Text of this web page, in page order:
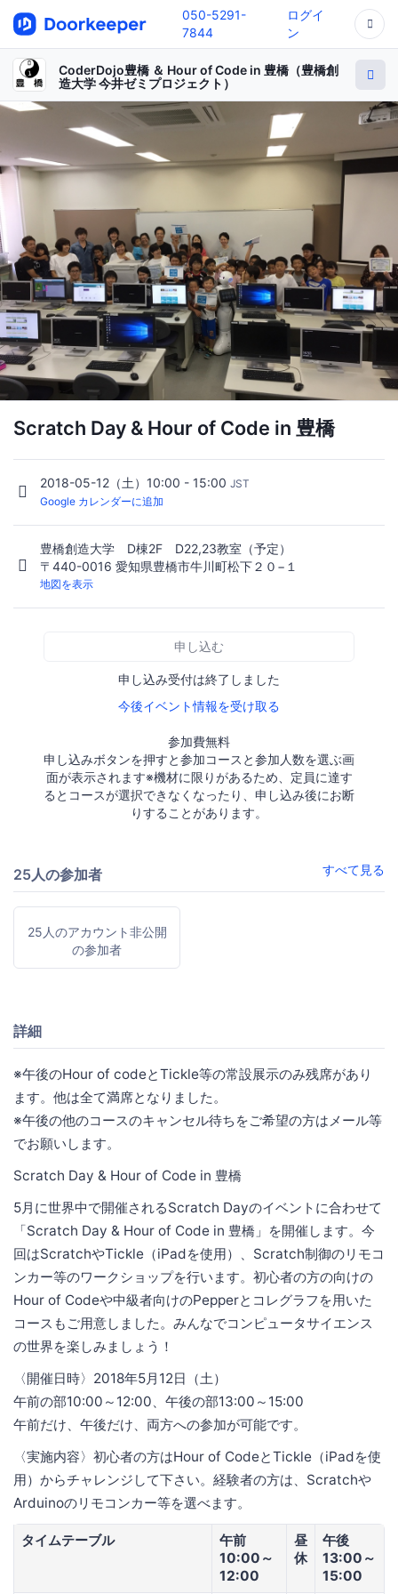
050-5291-
7844
ログイ
ン
CoderDojo豊橋 ＆ Hour of Code in 豊橋（豊橋創
造大学 今井ゼミプロジェクト）
Scratch Day & Hour of Code in 豊橋
2018-05-12（土）10:00 - 15:00 JST
Google カレンダーに追加
豊橋創造大学 D棟2F D22,23教室（予定）
〒440-0016 愛知県豊橋市牛川町松下２０−１
地図を表示
申し込む
申し込み受付は終了しました
今後イベント情報を受け取る
参加費無料
申し込みボタンを押すと参加コースと参加人数を選ぶ画
面が表示されます※機材に限りがあるため、定員に達す
るとコースが選択できなくなったり、申し込み後にお断
りすることがあります。
25人の参加者 すべて見る
25人のアカウント非公開
の参加者
詳細
※午後のHour of codeとTickle等の常設展示のみ残席があり
ます。他は全て満席となりました。
※午後の他のコースのキャンセル待ちをご希望の方はメール等
でお願いします。
Scratch Day & Hour of Code in 豊橋
5月に世界中で開催されるScratch Dayのイベントに合わせて
「Scratch Day & Hour of Code in 豊橋」を開催します。今
回はScratchやTickle（iPadを使用）、Scratch制御のリモコ
ンカー等のワークショップを行います。初心者の方の向けの
Hour of Codeや中級者向けのPepperとコレグラフを用いた
コースもご用意しました。みんなでコンピュータサイエンス
の世界を楽しみましょう！
〈開催日時〉2018年5月12日（土）
午前の部10:00～12:00、午後の部13:00～15:00
午前だけ、午後だけ、両方への参加が可能です。
〈実施内容〉初心者の方はHour of CodeとTickle（iPadを使
用）からチャレンジして下さい。経験者の方は、Scratchや
Arduinoのリモコンカー等を選べます。
タイムテーブル
午前
10:00～
12:00
昼
休
午後
13:00～
15:00